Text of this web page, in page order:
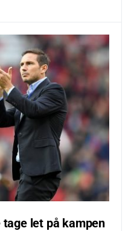
let på kampen